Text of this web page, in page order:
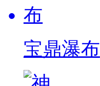
宝鼎瀑布